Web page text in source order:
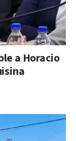
a Horacio